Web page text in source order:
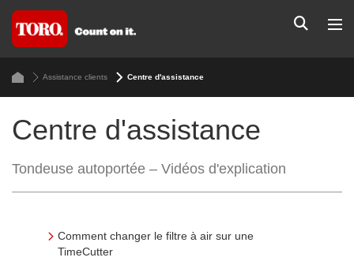
Assistance clients Centre d'assistance
Centre d'assistance
Tondeuse autoportée – Vidéos d'explication
Comment changer le filtre à air sur une
TimeCutter